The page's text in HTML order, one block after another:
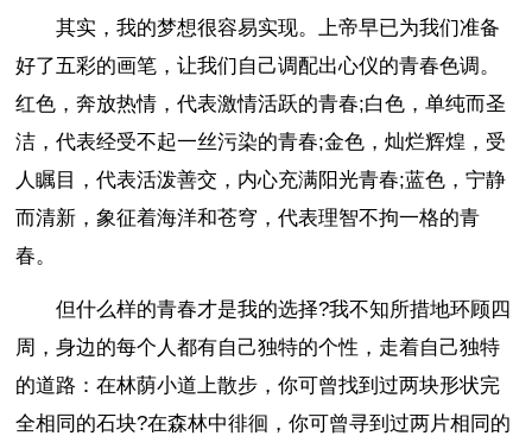
其实，我的梦想很容易实现。上帝早已为我们准备
好了五彩的画笔，让我们自己调配出心仪的青春色调。
红色，奔放热情，代表激情活跃的青春;白色，单纯而圣
洁，代表经受不起一丝污染的青春;金色，灿烂辉煌，受
人瞩目，代表活泼善交，内心充满阳光青春;蓝色，宁静
而清新，象征着海洋和苍穹，代表理智不拘一格的青
春。
但什么样的青春才是我的选择?我不知所措地环顾四
周，身边的每个人都有自己独特的个性，走着自己独特
的道路：在林荫小道上散步，你可曾找到过两块形状完
全相同的石块?在森林中徘徊，你可曾寻到过两片相同的